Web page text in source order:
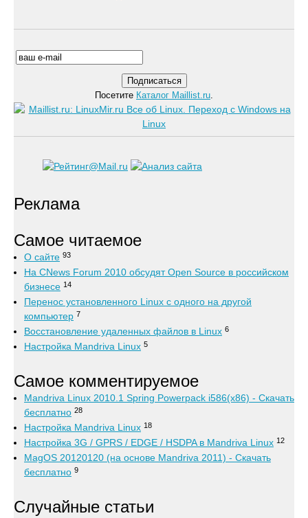
Посетите Каталог Maillist.ru.
Реклама
Самое читаемое
О сайте 93
На CNews Forum 2010 обсудят Open Source в российском
бизнесе 14
Перенос установленного Linux с одного на другой
компьютер 7
Восстановление удаленных файлов в Linux 6
Настройка Mandriva Linux 5
Самое комментируемое
Mandriva Linux 2010.1 Spring Powerpack i586(x86) - Скачать
бесплатно 28
Настройка Mandriva Linux 18
Настройка 3G / GPRS / EDGE / HSDPA в Mandriva Linux 12
MagOS 20120120 (на основе Mandriva 2011) - Скачать
бесплатно 9
Случайные статьи